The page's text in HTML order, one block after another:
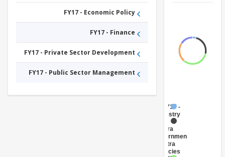
FY17 -
Central
Government
(Central
Agencies
)
FY17 - Economic Policy
FY17 - Finance
FY17 - Private Sector Development
FY17 - Public Sector Management